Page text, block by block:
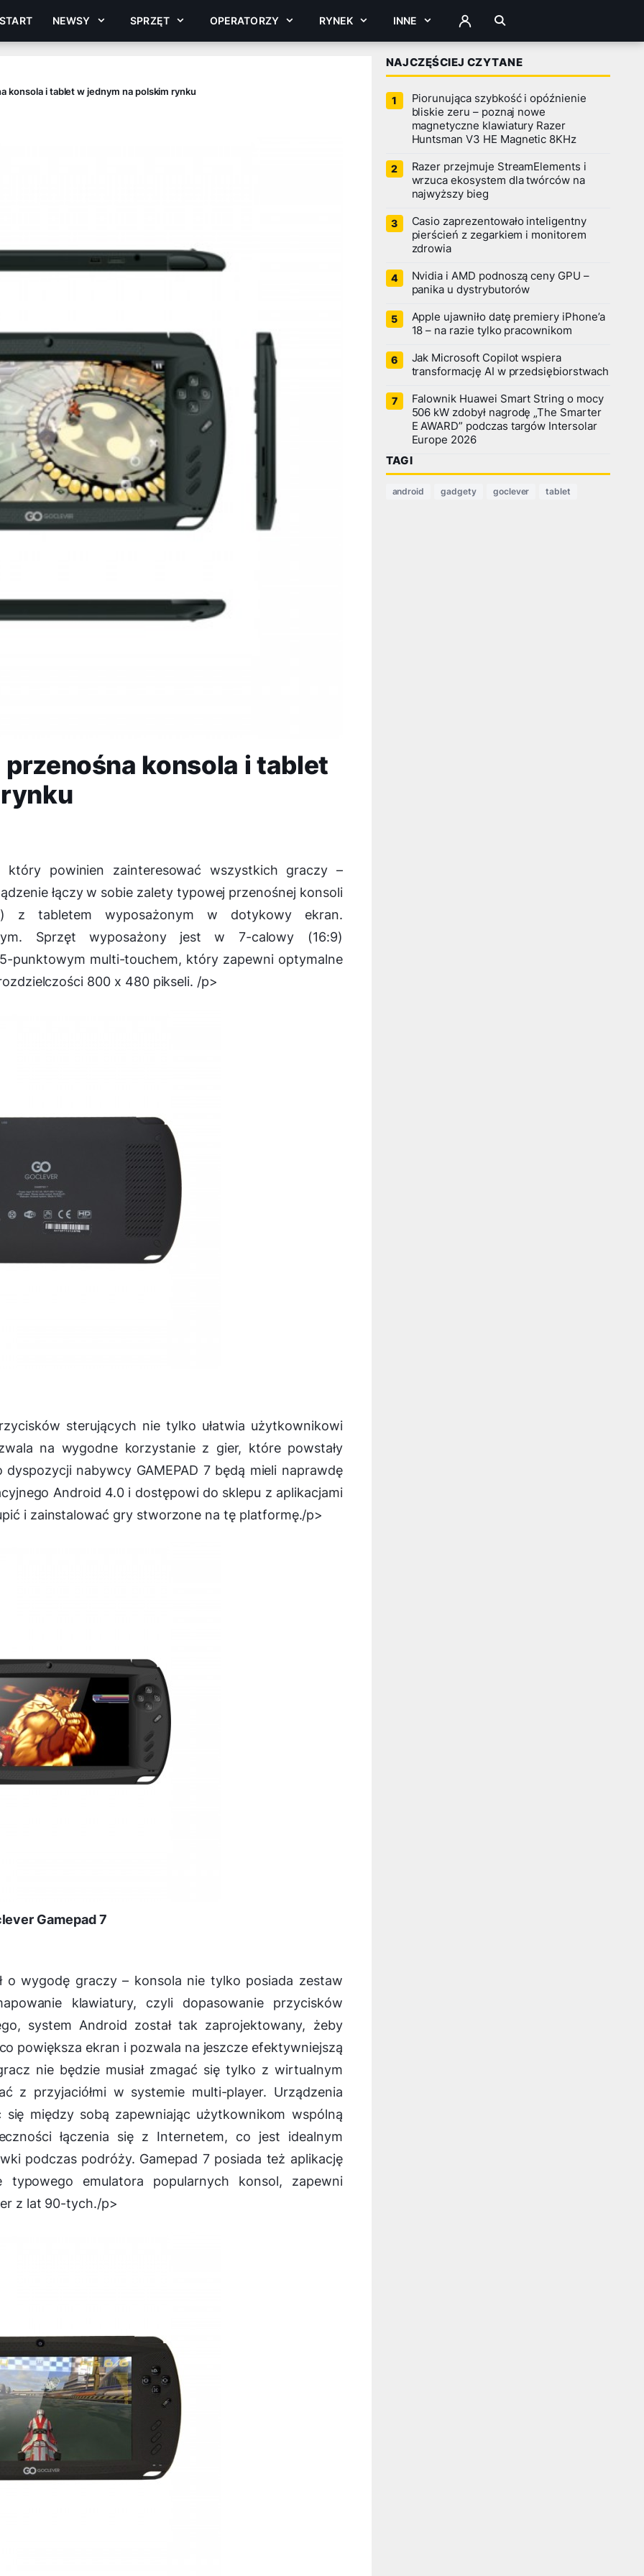
START NEWSY SPRZĘT OPERATORZY RYNEK INNE ZALOGUJ
konsola i tablet w jednym na polskim rynku
przenośna konsola i tablet
który powinien zainteresować wszystkich graczy –
łączy w sobie zalety typowej przenośnej konsoli
z tabletem wyposażonym w dotykowy ekran.
Sprzęt wyposażony jest w 7-calowy (16:9)
punktowym multi-touchem, który zapewni optymalne
800 x 480 pikseli. /p>
sterujących nie tylko ułatwia użytkownikowi
na wygodne korzystanie z gier, które powstały
nabywcy GAMEPAD 7 będą mieli naprawdę
Android 4.0 i dostępowi do sklepu z aplikacjami
i zainstalować gry stworzone na tę platformę./p>
Gamepad 7
o wygodę graczy – konsola nie tylko posiada zestaw
klawiatury, czyli dopasowanie przycisków
system Android został tak zaprojektowany, żeby
powiększa ekran i pozwala na jeszcze efektywniejszą
nie będzie musiał zmagać się tylko z wirtualnym
z przyjaciółmi w systemie multi-player. Urządzenia
się między sobą zapewniając użytkownikom wspólną
łączenia się z Internetem, co jest idealnym
podczas podróży. Gamepad 7 posiada też aplikację
typowego emulatora popularnych konsol, zapewni
z lat 90-tych./p>
NAJCZĘŚCIEJ CZYTANE
Piorunująca szybkość i opóźnienie
bliskie zeru – poznaj nowe
magnetyczne klawiatury Razer
Huntsman V3 HE Magnetic 8KHz
Razer przejmuje StreamElements i
wrzuca ekosystem dla twórców na
najwyższy bieg
Casio zaprezentowało inteligentny
pierścień z zegarkiem i monitorem
zdrowia
Nvidia i AMD podnoszą ceny GPU –
panika u dystrybutorów
Apple ujawniło datę premiery iPhone’a
18 – na razie tylko pracownikom
Jak Microsoft Copilot wspiera
transformację AI w przedsiębiorstwach
Falownik Huawei Smart String o mocy
506 kW zdobył nagrodę „The Smarter
E AWARD” podczas targów Intersolar
Europe 2026
TAGI
android gadgety goclever tablet